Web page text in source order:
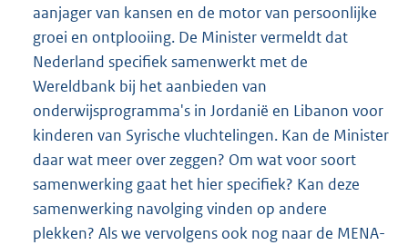
aanjager van kansen en de motor van persoonlijke
groei en ontplooiing. De Minister vermeldt dat
Nederland specifiek samenwerkt met de
Wereldbank bij het aanbieden van
onderwijsprogramma's in Jordanië en Libanon voor
kinderen van Syrische vluchtelingen. Kan de Minister
daar wat meer over zeggen? Om wat voor soort
samenwerking gaat het hier specifiek? Kan deze
samenwerking navolging vinden op andere
plekken? Als we vervolgens ook nog naar de MENA-